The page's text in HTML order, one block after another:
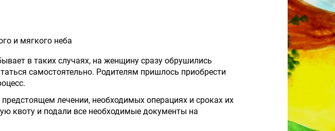
и мягкого неба
в таких случаях, на женщину сразу обрушились
самостоятельно. Родителям пришлось приобрести
лечении, необходимых операциях и сроках их
квоту и подали все необходимые документы на